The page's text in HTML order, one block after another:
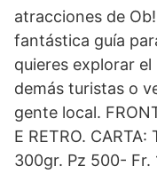
atracciones de
fantástica guía
quieres explorar
demás turistas o
gente local.
E RETRO.
300gr. Pz 500- Fr.